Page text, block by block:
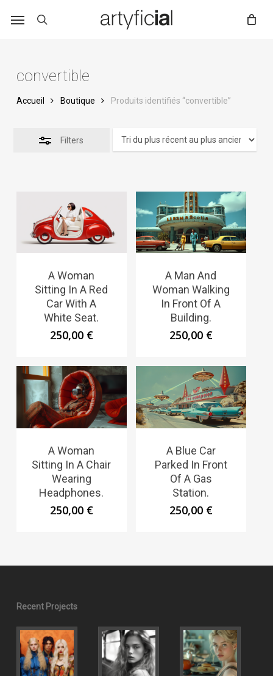
convertible
Accueil Boutique Produits identifiés “convertible”
Filters
A Woman
Sitting In A Red
Car With A
White Seat.
250,00 €
A Man And
Woman Walking
In Front Of A
Building.
250,00 €
A Woman
Sitting In A Chair
Wearing
Headphones.
250,00 €
A Blue Car
Parked In Front
Of A Gas
Station.
250,00 €
Recent Projects